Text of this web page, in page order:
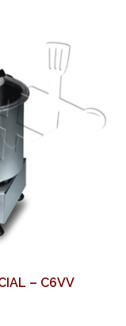
– C6VV